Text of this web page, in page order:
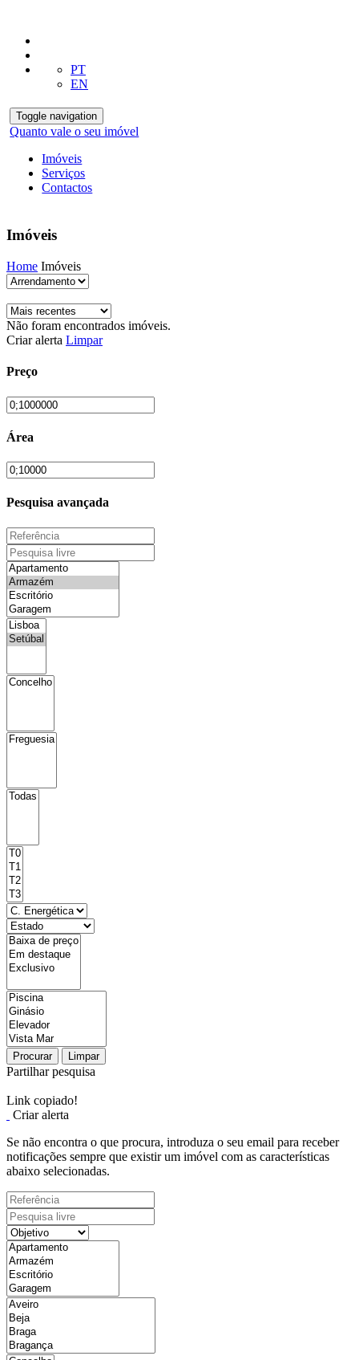
PT
EN
Toggle navigation
Quanto vale o seu imóvel
Imóveis
Serviços
Contactos
Imóveis
Home Imóveis
Não foram encontrados imóveis.
Criar alerta Limpar
Preço
Área
Pesquisa avançada
Procurar Limpar
Partilhar pesquisa
Link copiado!
Criar alerta
Se não encontra o que procura, introduza o seu email para receber
notificações sempre que existir um imóvel com as características
abaixo selecionadas.